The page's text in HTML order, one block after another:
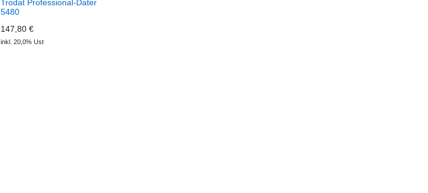
Trodat Professional-Dater
5480
147,80 €
inkl. 20,0% Ust